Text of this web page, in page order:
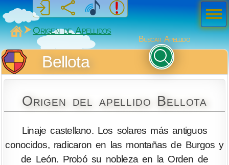
MiSabueso
Origen de Apellidos
Buscar Apellido
Bellota
Origen del apellido Bellota
Linaje castellano. Los solares más antiguos
conocidos, radicaron en las montañas de Burgos y
de León. Probó su nobleza en la Orden de
Men
ú